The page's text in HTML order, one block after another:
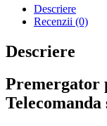
Descriere
Recenzii (0)
Descriere
Premergator